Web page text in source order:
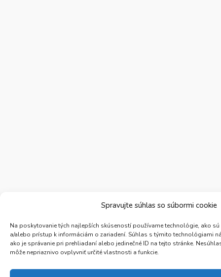
Spravujte súhlas so súbormi cookie
Na poskytovanie tých najlepších skúseností používame technológie, ako
a/alebo prístup k informáciám o zariadení. Súhlas s týmito technológiami
ako je správanie pri prehliadaní alebo jedinečné ID na tejto stránke.
môže nepriaznivo ovplyvniť určité vlastnosti a funkcie.